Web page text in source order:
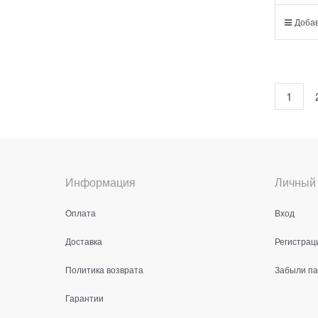
1
Информация
Оплата
Доставка
Политика возврата
Гарантии
Личный
Вход
Забыли